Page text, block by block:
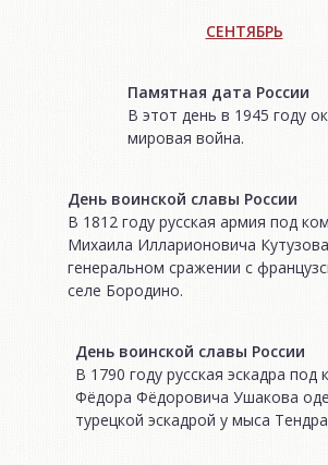
СЕНТЯБРЬ
Памятная дата России
В этот день в 1945 году
мировая война.
День воинской славы России
В 1812 году русская армия под
Михаила Илларионовича
генеральном сражении с
селе Бородино.
День воинской славы России
В 1790 году русская эскадра
Фёдора Фёдоровича Ушакова
турецкой эскадрой у мыса